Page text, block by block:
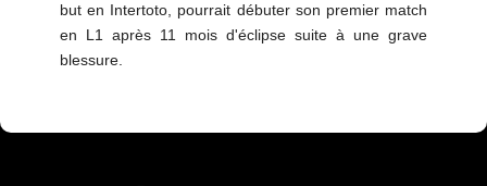
but en Intertoto, pourrait débuter son premier match
en L1 après 11 mois d'éclipse suite à une grave
blessure.